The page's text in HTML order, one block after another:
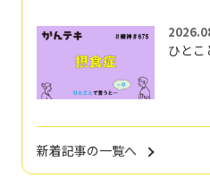
ひと
新着記事の一覧へ